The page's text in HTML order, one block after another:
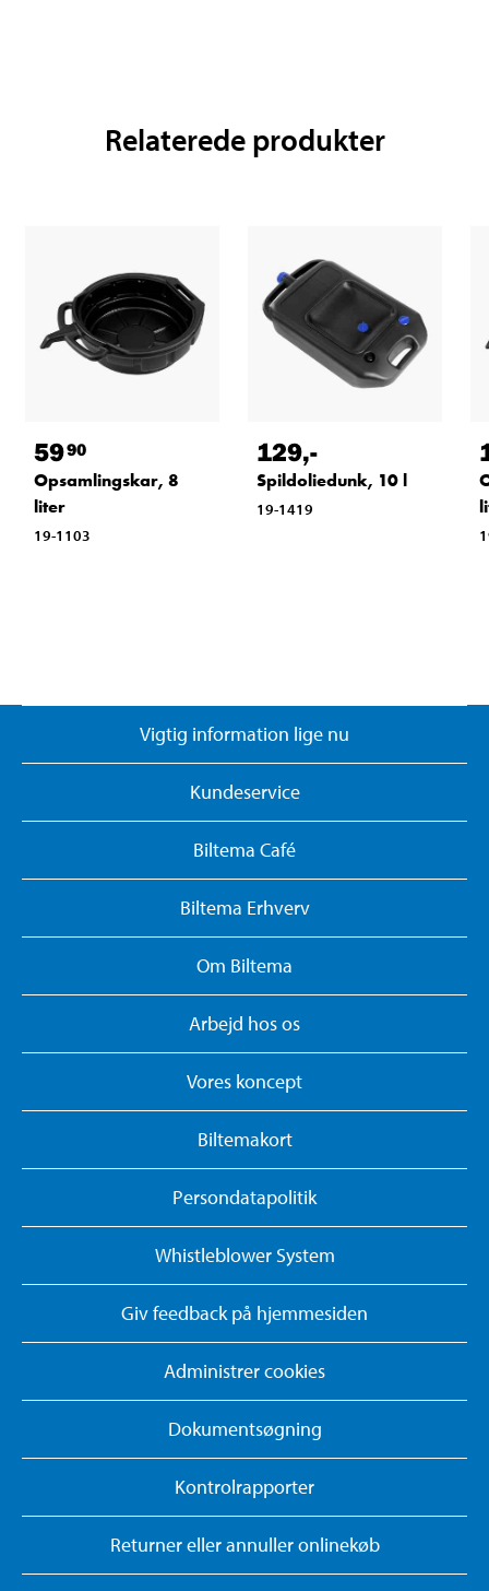
Relaterede produkter
5990
Opsamlingskar, 8
liter
19-1103
129,-
Spildoliedunk, 10 l
19-1419
Vigtig information lige nu
Kundeservice
Biltema Café
Biltema Erhverv
Om Biltema
Arbejd hos os
Vores koncept
Biltemakort
Persondatapolitik
Whistleblower System
Giv feedback på hjemmesiden
Administrer cookies
Dokumentsøgning
Kontrolrapporter
Returner eller annuller onlinekøb